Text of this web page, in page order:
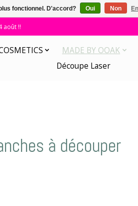
août !!
MADE BY OOAK
Découpe Laser
à découper
fonctionnel. D'accord? Oui Non